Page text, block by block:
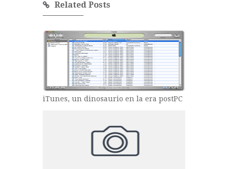
Related Posts
iTunes, un dinosaurio en la era postPC